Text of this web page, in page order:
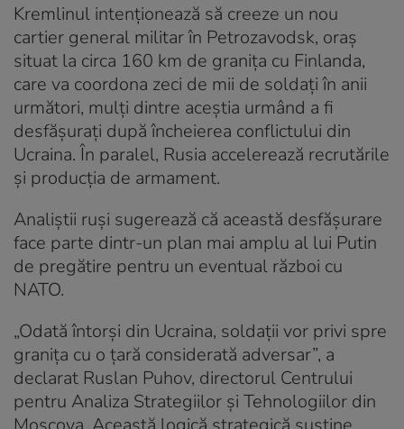
Kremlinul intenționează să creeze un nou
cartier general militar în Petrozavodsk, oraș
situat la circa 160 km de granița cu Finlanda,
care va coordona zeci de mii de soldați în anii
următori, mulți dintre aceștia urmând a fi
desfășurați după încheierea conflictului din
Ucraina. În paralel, Rusia accelerează recrutările
și producția de armament.
Analiștii ruși sugerează că această desfășurare
face parte dintr-un plan mai amplu al lui Putin
de pregătire pentru un eventual război cu
NATO.
„Odată întorși din Ucraina, soldații vor privi spre
granița cu o țară considerată adversar”, a
declarat Ruslan Puhov, directorul Centrului
pentru Analiza Strategiilor și Tehnologiilor din